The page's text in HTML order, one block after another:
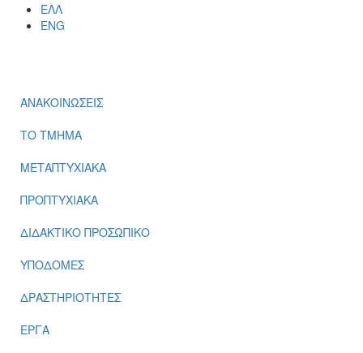
ΕΛΛ
ENG
ΑΝΑΚΟΙΝΩΣΕΙΣ
ΤΟ ΤΜΗΜΑ
ΜΕΤΑΠΤΥΧΙΑΚΑ
ΠΡΟΠΤΥΧΙΑΚΑ
ΔΙΔΑΚΤΙΚΟ ΠΡΟΣΩΠΙΚΟ
ΥΠΟΔΟΜΕΣ
ΔΡΑΣΤΗΡΙΟΤΗΤΕΣ
ΕΡΓΑ